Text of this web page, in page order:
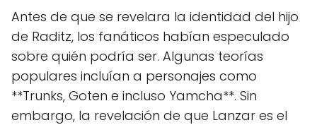
Antes de que se revelara la identidad del hijo
de Raditz, los fanáticos habían especulado
sobre quién podría ser. Algunas teorías
populares incluían a personajes como
**Trunks, Goten e incluso Yamcha**. Sin
embargo, la revelación de que Lanzar es el